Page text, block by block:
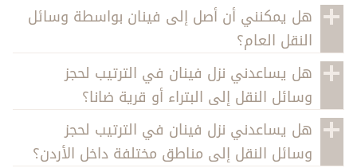
هل يمكنني أن أصل إلى فينان بواسطة وسائل
النقل العام؟
هل يساعدني نزل فينان في الترتيب لحجز
وسائل النقل إلى البتراء أو قرية ضانا؟
هل يساعدني نزل فينان في الترتيب لحجز
وسائل النقل إلى مناطق مختلفة داخل الأردن؟